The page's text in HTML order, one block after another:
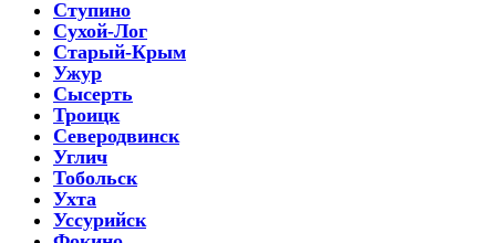
Ступино
Сухой-Лог
Старый-Крым
Ужур
Сысерть
Троицк
Северодвинск
Углич
Тобольск
Ухта
Уссурийск